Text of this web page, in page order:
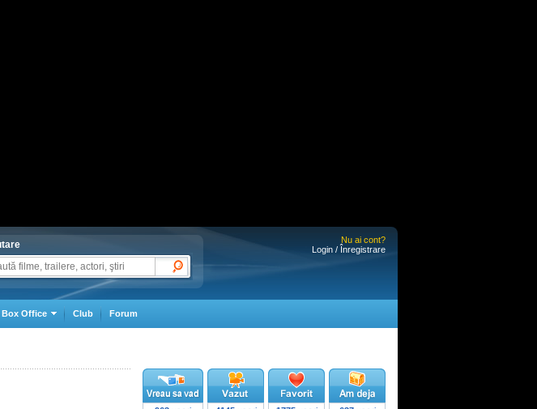
Nu ai cont?
Login / Înregistrare
Box Office Club Forum